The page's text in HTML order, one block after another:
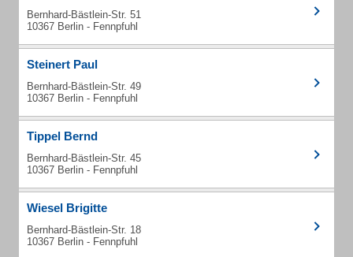
Bernhard-Bästlein-Str. 51
10367 Berlin - Fennpfuhl
Steinert Paul
Bernhard-Bästlein-Str. 49
10367 Berlin - Fennpfuhl
Tippel Bernd
Bernhard-Bästlein-Str. 45
10367 Berlin - Fennpfuhl
Wiesel Brigitte
Bernhard-Bästlein-Str. 18
10367 Berlin - Fennpfuhl